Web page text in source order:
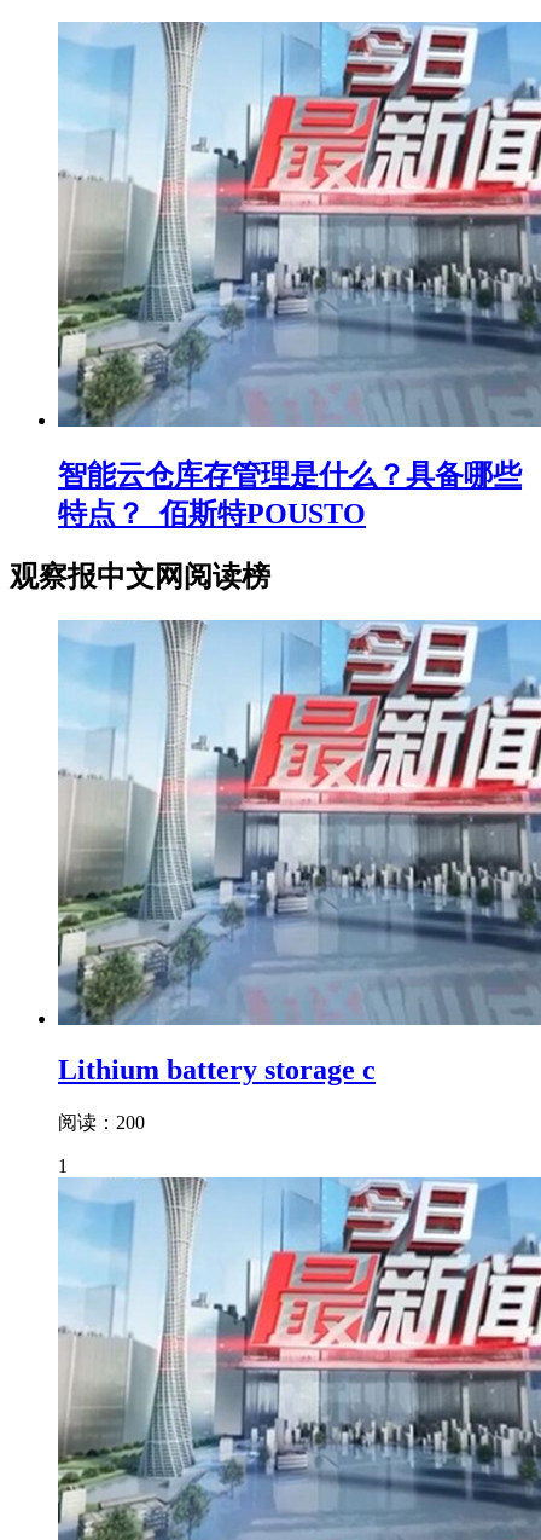
智能云仓库存管理是什么？具备哪些
特点？_佰斯特POUSTO
观察报中文网阅读榜
Lithium battery storage c
阅读：200
1